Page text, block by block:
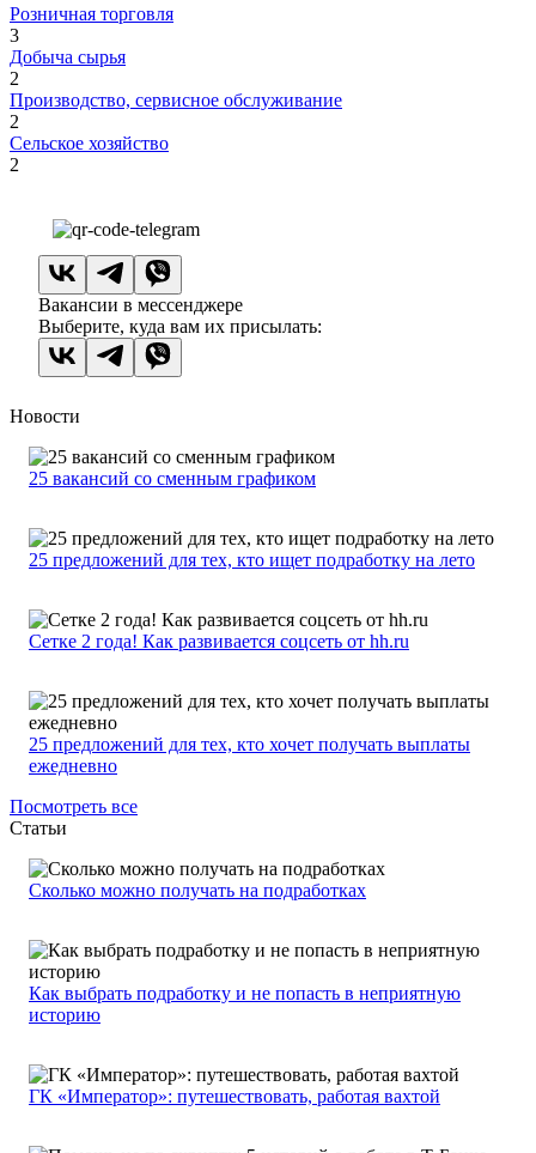
Розничная торговля
3
Добыча сырья
2
Производство, сервисное обслуживание
2
Сельское хозяйство
2
Вакансии в мессенджере
Выберите, куда вам их присылать:
Новости
25 вакансий со сменным графиком
25 предложений для тех, кто ищет подработку на лето
Сетке 2 года! Как развивается соцсеть от hh.ru
25 предложений для тех, кто хочет получать выплаты
ежедневно
Посмотреть все
Статьи
Сколько можно получать на подработках
Как выбрать подработку и не попасть в неприятную
историю
ГК «Император»: путешествовать, работая вахтой